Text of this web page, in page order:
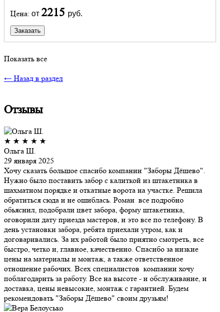
Цена: от 2215 руб.
Заказать
Показать все
← Назад в раздел
Отзывы
★ ★ ★ ★ ★
Ольга Ш.
29 января 2025
Хочу сказать большое спасибо компании "Заборы Дёшево".
Нужно было поставить забор с калиткой из штакетника в
шахматном порядке и откатные ворота на участке. Решила
обратиться сюда и не ошиблась. Роман все подробно
обьяснил, подобрали цвет забора, форму штакетника,
оговорили дату приезда мастеров, и это все по телефону. В
день установки забора, ребята приехали утром, как и
договаривались. За их работой было приятно смотреть, все
быстро, четко и, главное, качественно. Спасибо за низкие
цены на материалы и монтаж, а также ответственное
отношение рабочих. Всех специалистов компании хочу
поблагодарить за работу. Все на высоте - и обслуживание, и
доставка, цены невысокие, монтаж с гарантией. Будем
рекомендовать "Заборы Дёшево" своим друзьям!